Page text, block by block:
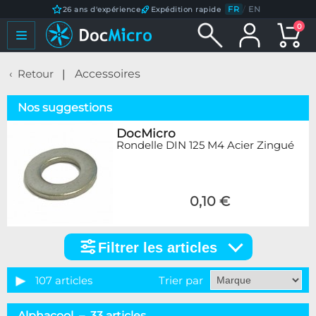
26 ans d'expérience Expédition rapide FR / EN
0
Retour Accessoires
Nos suggestions
DocMicro
Rondelle DIN 125 M4 Acier Zingué
0,10 €
articles
Catégorie
Filtrer les articles
107 articles Trier par